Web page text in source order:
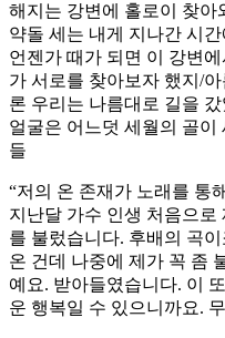
해지는 강변에 홀로이 찾아
약돌 세는 내게 지나간 시
언젠가 때가 되면 이 강변
가 서로를 찾아보자 했지/
론 우리는 나름대로 길을
얼굴은 어느덧 세월의 골
들
“저의 온 존재가 노래를 통
지난달 가수 인생 처음으로
를 불렀습니다. 후배의 곡
온 건데 나중에 제가 꼭 좀
예요. 받아들였습니다. 이
운 행복일 수 있으니까요.